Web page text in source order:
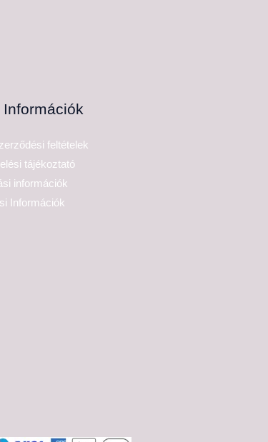
feltételek
tájékoztató
információk
Információk